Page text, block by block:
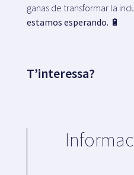
ganas de transformar la
estamos esperando. 🔋
T’interessa?